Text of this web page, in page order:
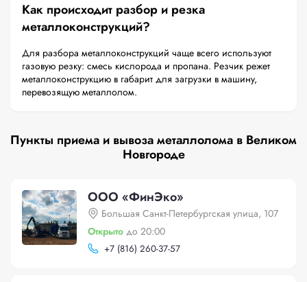
Как происходит разбор и резка
металлоконструкций?
Для разбора металлоконструкций чаще всего используют
газовую резку: смесь кислорода и пропана. Резчик режет
металлоконструкцию в габарит для загрузки в машину,
перевозящую металлолом.
Пункты приема и вывоза металлолома в Великом
Новгороде
ООО «ФинЭко»
Большая Санкт-Петербургская улица, 107
Открыто до 20:00
+7 (816) 260-37-57